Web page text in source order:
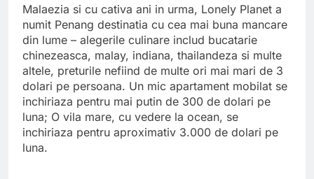
Malaezia si cu cativa ani in urma, Lonely Planet a
numit Penang destinatia cu cea mai buna mancare
din lume – alegerile culinare includ bucatarie
chinezeasca, malay, indiana, thailandeza si multe
altele, preturile nefiind de multe ori mai mari de 3
dolari pe persoana. Un mic apartament mobilat se
inchiriaza pentru mai putin de 300 de dolari pe
luna; O vila mare, cu vedere la ocean, se
inchiriaza pentru aproximativ 3.000 de dolari pe
luna.